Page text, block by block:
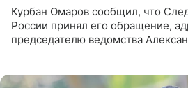
Курбан Омаров сообщил, что
России принял его обращение,
председателю ведомства